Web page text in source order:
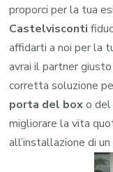
proporci per la tua
Castelvisconti
affidarti a noi per la
avrai il partner
corretta soluzione
porta del boxo del
migliorare la vita
all’installazione di un